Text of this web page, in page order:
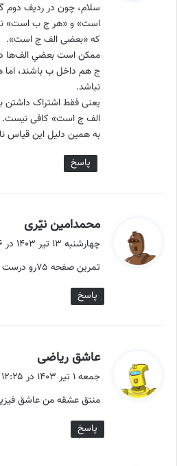
:
سلام، چون در ردیف دوم
است» و «هر ج ب است»
که «بعضی الف ج است».
ممکن است بعضیِ الف‌ها
ج هم داخل ب باشند، اما
نباشد.
یعنی فقط اشتراک داشتن
الف ج است» کافی نیست.
به همین دلیل این قیاس
پاسخ
محمدامین نیّری
ف
:
چهارشنبه ۱۳ تیر ۱۴۰۳ در ۰۱:۰۶
تمرین صفحه ۷۵رو درست کنین
پاسخ
عاشق ریاضی
ف
:
جمعه ۱ تیر ۱۴۰۳ در ۱۲:۲۵
منتق عشقه من عاشق
پاسخ